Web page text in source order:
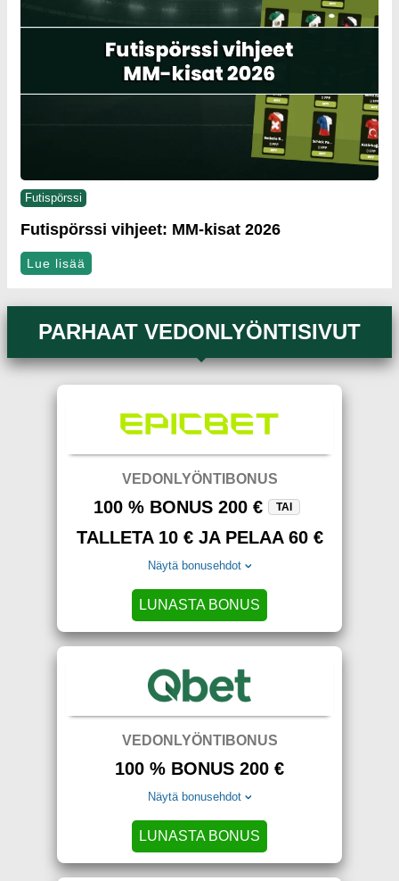
Futispörssi
Futispörssi vihjeet: MM-kisat 2026
Lue lisää
PARHAAT VEDONLYÖNTISIVUT
VEDONLYÖNTIBONUS
100 % BONUS 200 € TAI
TALLETA 10 € JA PELAA 60 €
Näytä bonusehdot
LUNASTA BONUS
VEDONLYÖNTIBONUS
100 % BONUS 200 €
Näytä bonusehdot
LUNASTA BONUS